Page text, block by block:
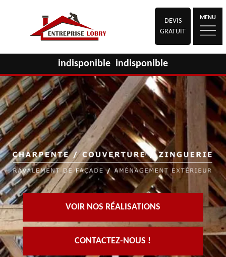
DEVIS
GRATUIT
MENU
indisponible indisponible
VOIR NOS RÉALISATIONS
CONTACTEZ-NOUS !